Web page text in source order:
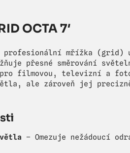
OCTA 7′
je profesionální mřížka
přesné směrování
filmovou, televizní a
ale zároveň jej
– Omezuje nežádoucí